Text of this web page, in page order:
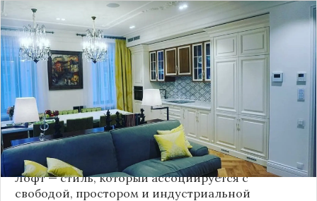
Народная артисткаРоссииНадежда Бабкина,
известная своей любовью к традиционному
стилю и народной эстетике, удивила
поклонников, выбрав для своей новой
московской квартиры современный стиль лофт.
Это решение стало настоящим откровением,
демонстрирующим её умение сочетать классику
и актуальные тенденции. Подробности о
проекте раскрывает канал “DOMEO | РЕМОНТ
КВАРТИР | НЕДВИЖИМОСТЬ” 2.
Лофт — стиль, который ассоциируется с
свободой, простором и индустриальной